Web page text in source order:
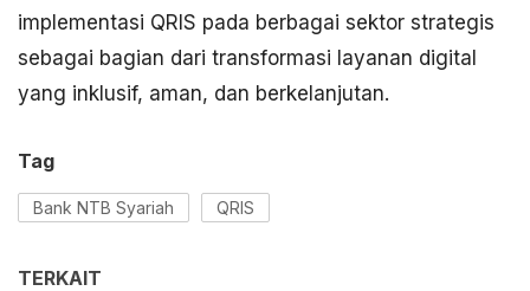
implementasi QRIS pada berbagai sektor strategis
sebagai bagian dari transformasi layanan digital
yang inklusif, aman, dan berkelanjutan.
Tag
Bank NTB Syariah QRIS
TERKAIT